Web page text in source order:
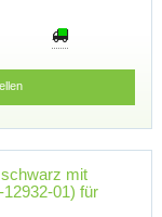
mit
01) für